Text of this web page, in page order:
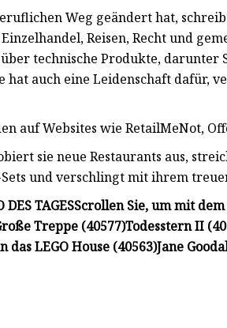
Weg geändert hat,
Reisen, Recht und
technische Produkte, darunter
hat auch eine Leidenschaft dafür,
auf Websites wie RetailMeNot,
sie neue Restaurants aus,
Sets und verschlingt mit ihrem
TAGESScrollen Sie, um mit
Treppe (40577)Todesstern II
das LEGO House (40563)Jane